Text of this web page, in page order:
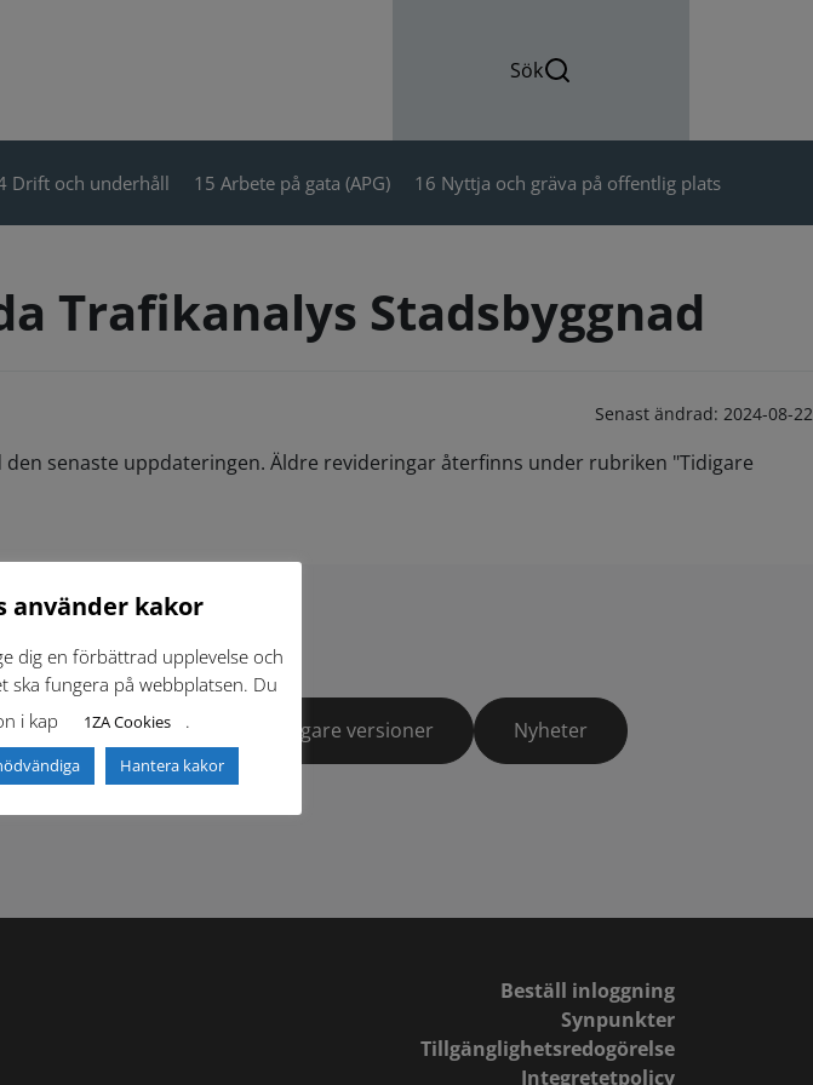
Sök
Drift och underhåll 15 Arbete på gata (APG) 16 Nyttja och gräva på offentlig plats
Trafikanalys Stadsbyggnad
Senast ändrad: 2024-08-22
senaste uppdateringen. Äldre revideringar återfinns under rubriken "Tidigare
Kontaktlista Tidigare versioner Nyheter
Beställ inloggning
Synpunkter
Tillgänglighetsredogörelse
Integretetpolicy
använder kakor
dig en förbättrad upplevelse och
ska fungera på webbplatsen. Du
i kap
1ZA Cookies .
Hantera kakor